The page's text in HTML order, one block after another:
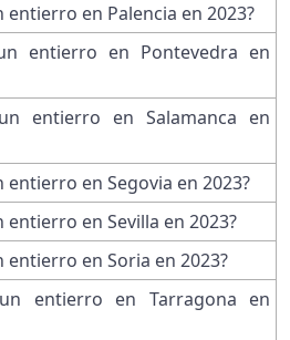
entierro en Palencia en 2023?
entierro en Pontevedra en
entierro en Salamanca en
entierro en Segovia en 2023?
entierro en Sevilla en 2023?
entierro en Soria en 2023?
entierro en Tarragona en